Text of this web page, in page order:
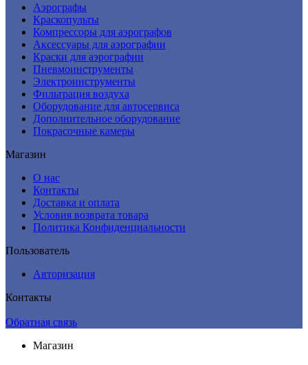
Аэрографы
Краскопульты
Компрессоры для аэрографов
Аксессуары для аэрографии
Краски для аэрографии
Пневмоинструменты
Электроинструменты
Фильтрация воздуха
Оборудование для автосервиса
Дополнительное оборудование
Покрасочные камеры
Магазин
О нас
Контакты
Доставка и оплата
Условия возврата товара
Политика Конфиденциальности
Пользователь
Авторизация
Контакты
Обратная связь
Магазин